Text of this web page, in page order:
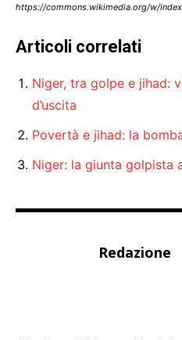
https://commons.wikimedia.org/w/
Articoli correlati
Niger, tra golpe e jihad:
d’uscita
Povertà e jihad: la
Niger: la giunta golpista
Redazione